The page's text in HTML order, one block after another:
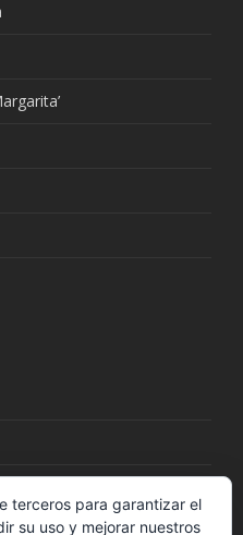
terceros para garantizar el
su uso y mejorar nuestros